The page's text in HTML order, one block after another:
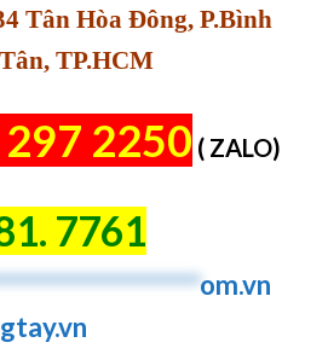
Tân Hòa Đông, P.Bình
TP.HCM
2250 ( ZALO)
7761
om.vn